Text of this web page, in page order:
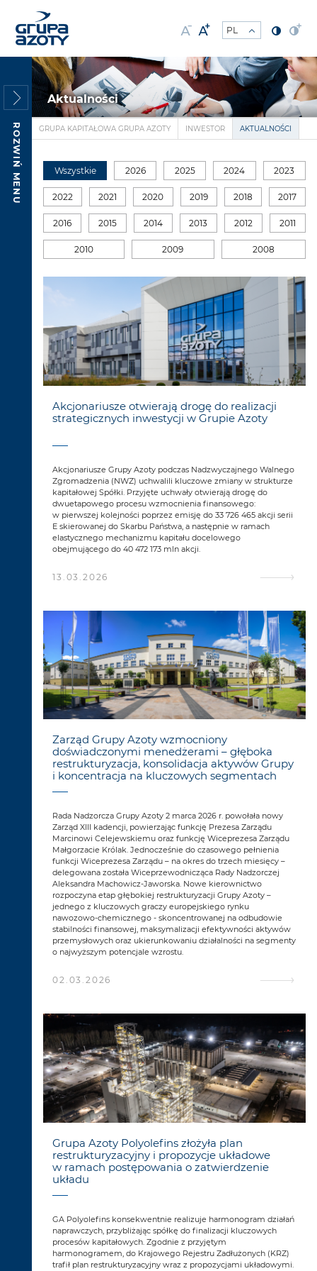
ROZWIŃ MENU
Aktualności
GRUPA KAPITAŁOWA GRUPA AZOTY INWESTOR AKTUALNOŚCI
Wszystkie 2026 2025 2024 2023
2022 2021 2020 2019 2018 2017
2016 2015 2014 2013 2012 2011
2010 2009 2008
Akcjonariusze otwierają drogę do realizacji
strategicznych inwestycji w Grupie Azoty
Akcjonariusze Grupy Azoty podczas Nadzwyczajnego Walnego
Zgromadzenia (NWZ) uchwalili kluczowe zmiany w strukturze
kapitałowej Spółki. Przyjęte uchwały otwierają drogę do
dwuetapowego procesu wzmocnienia finansowego:
w pierwszej kolejności poprzez emisję do 33 726 465 akcji serii
E skierowanej do Skarbu Państwa, a następnie w ramach
elastycznego mechanizmu kapitału docelowego
obejmującego do 40 472 173 mln akcji.
13.03.2026
Zarząd Grupy Azoty wzmocniony
doświadczonymi menedżerami – głęboka
restrukturyzacja, konsolidacja aktywów Grupy
i koncentracja na kluczowych segmentach
Rada Nadzorcza Grupy Azoty 2 marca 2026 r. powołała nowy
Zarząd XIII kadencji, powierzając funkcję Prezesa Zarządu
Marcinowi Celejewskiemu oraz funkcję Wiceprezesa Zarządu
Małgorzacie Królak. Jednocześnie do czasowego pełnienia
funkcji Wiceprezesa Zarządu – na okres do trzech miesięcy –
delegowana została Wiceprzewodnicząca Rady Nadzorczej
Aleksandra Machowicz-Jaworska. Nowe kierownictwo
rozpoczyna etap głębokiej restrukturyzacji Grupy Azoty –
jednego z kluczowych graczy europejskiego rynku
nawozowo-chemicznego - skoncentrowanej na odbudowie
stabilności finansowej, maksymalizacji efektywności aktywów
przemysłowych oraz ukierunkowaniu działalności na segmenty
o najwyższym potencjale wzrostu.
02.03.2026
Grupa Azoty Polyolefins złożyła plan
restrukturyzacyjny i propozycje układowe
w ramach postępowania o zatwierdzenie
układu
GA Polyolefins konsekwentnie realizuje harmonogram działań
naprawczych, przybliżając spółkę do finalizacji kluczowych
procesów kapitałowych. Zgodnie z przyjętym
harmonogramem, do Krajowego Rejestru Zadłużonych (KRZ)
trafił plan restrukturyzacyjny wraz z propozycjami układowymi.